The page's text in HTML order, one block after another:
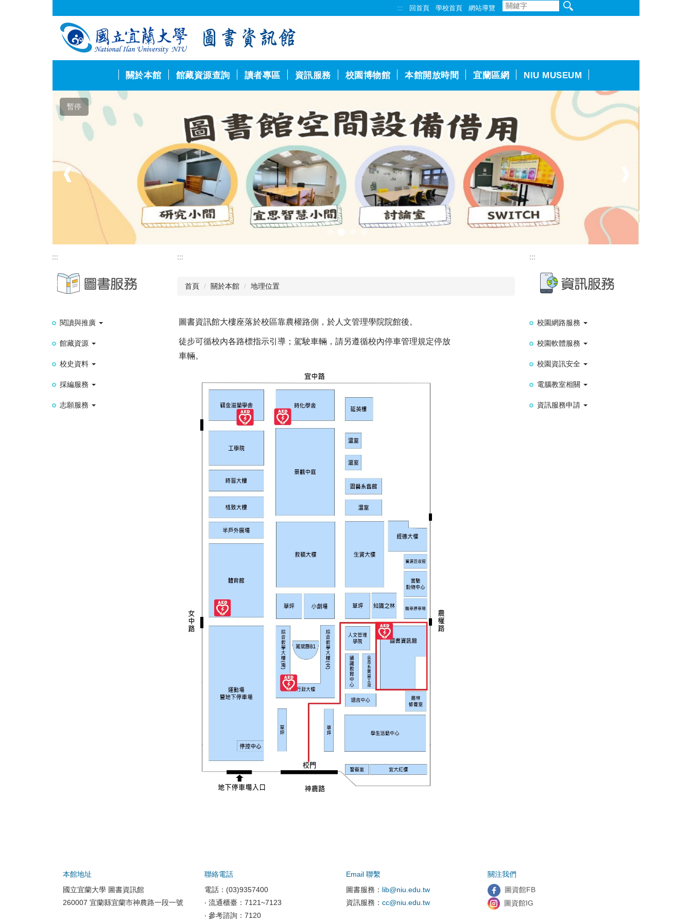
::: 回首頁 學校首頁 網站導覽
關於本館 館藏資源查詢 讀者專區 資訊服務 校園博物館 本館開放時間 宜蘭區網 NIU MUSEUM
暫停
❰
:::
閱讀與推廣
館藏資源
校史資料
採編服務
志願服務
:::
首頁 關於本館 地理位置
圖書資訊館大樓座落於校區靠農權路側，於人文管理學院院館後。
徒步可循校內各路標指示引導；駕駛車輛，請另遵循校內停車管理規定停放
車輛。
:::
校園網路服務
校園軟體服務
校園資訊安全
電腦教室相關
資訊服務申請
本館地址
國立宜蘭大學 圖書資訊館
260007 宜蘭縣宜蘭市神農路一段一號
聯絡電話
電話：(03)9357400
‧ 流通櫃臺：7121~7123
‧ 參考諮詢：7120
Email 聯繫
圖書服務： lib@niu.edu.tw
資訊服務： cc@niu.edu.tw
關注我們
圖資館FB
圖資館IG